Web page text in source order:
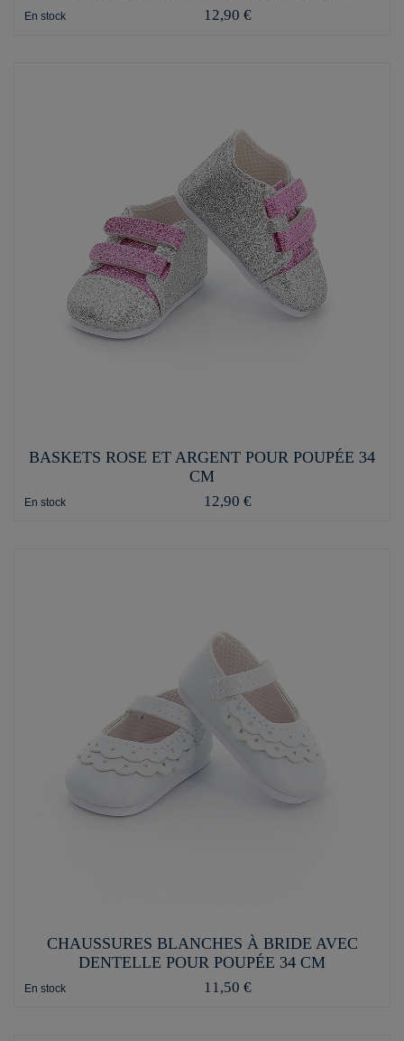
En stock 12,90 €
BASKETS ROSE ET ARGENT POUR POUPÉE 34
CM
En stock 12,90 €
CHAUSSURES BLANCHES À BRIDE AVEC
DENTELLE POUR POUPÉE 34 CM
En stock 11,50 €